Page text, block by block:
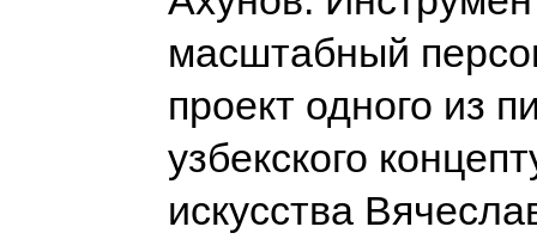
масштабный
проект одного из
узбекского
искусства